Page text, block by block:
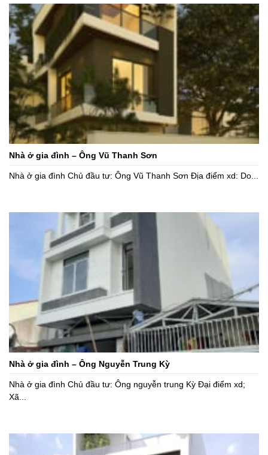
Nhà ở gia đình – Ông Vũ Thanh Sơn
Nhà ở gia đình Chủ đầu tư: Ông Vũ Thanh Sơn Địa điểm xd: Do...
Nhà ở gia đình – Ông Nguyễn Trung Kỳ
Nhà ở gia đình Chủ đầu tư: Ông nguyễn trung Kỳ Đại điểm xd;
Xã...